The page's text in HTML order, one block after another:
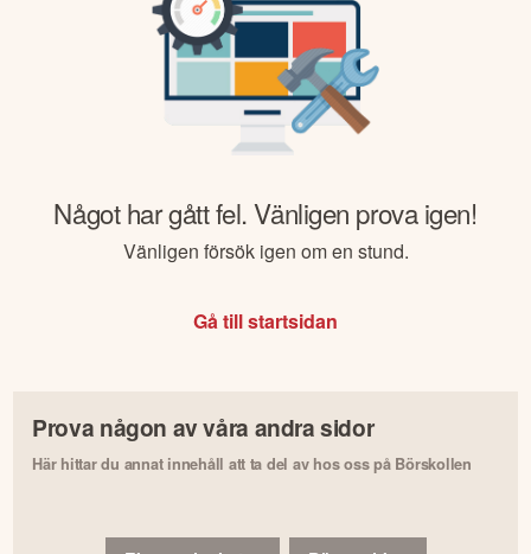
Något har gått fel. Vänligen prova igen!
Vänligen försök igen om en stund.
Gå till startsidan
Prova någon av våra andra sidor
Här hittar du annat innehåll att ta del av hos oss på Börskollen